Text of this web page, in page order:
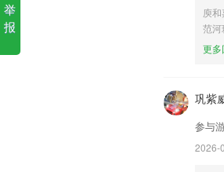
乐玩国
甜蜜言情
增加应用功
以上就是
庾
范
更多
巩紫
参与
2026-
举
报